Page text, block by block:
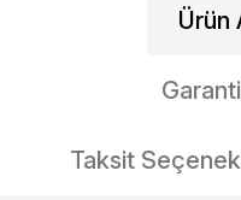
Ürün
Taksit